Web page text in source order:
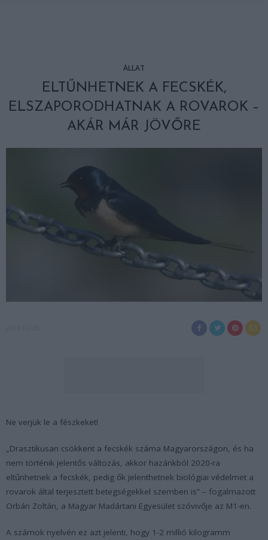
ÁLLAT
ELTŰNHETNEK A FECSKÉK,
ELSZAPORODHATNAK A ROVAROK –
AKÁR MÁR JÖVŐRE
Ne verjük le a fészkeket!
„Drasztikusan csökkent a fecskék száma Magyarországon, és ha
nem történik jelentős változás, akkor hazánkból 2020-ra
eltűnhetnek a fecskék, pedig ők jelenthetnek biológiai védelmet a
rovarok által terjesztett betegségekkel szemben is” – fogalmazott
Orbán Zoltán, a Magyar Madártani Egyesület szóvivője az M1-en.
A számok nyelvén ez azt jelenti, hogy 1-2 millió kilogramm